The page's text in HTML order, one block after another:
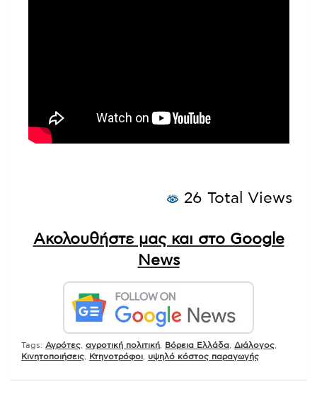
26 Total Views
Ακολουθήστε μας και στο Google
News
Tags: Αγρότες αγροτική πολιτική Βόρεια Ελλάδα Διάλογος
Κινητοποιήσεις
Κτηνοτρόφοι υψηλό κόστος παραγωγής